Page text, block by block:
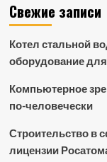
Свежие записи
Котел стальной
оборудование
Компьютерное
по-человечески
Строительство в
лицензии